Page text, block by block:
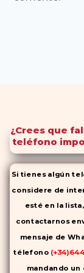
¿Crees que
teléfono
Si tienes algún
considere de
esté en la
contactarnos
mensaje de
télefono
mandando un